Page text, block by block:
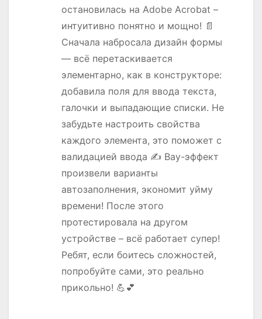
остановилась на Adobe Acrobat –
интуитивно понятно и мощно! 📄
Сначала набросала дизайн формы
— всё перетаскивается
элементарно, как в конструкторе:
добавила поля для ввода текста,
галочки и выпадающие списки. Не
забудьте настроить свойства
каждого элемента, это поможет с
валидацией ввода ✍️ Вау-эффект
произвели варианты
автозаполнения, экономит уйму
времени! После этого
протестировала на другом
устройстве – всё работает супер!
Ребят, если боитесь сложностей,
попробуйте сами, это реально
прикольно! 💪💕